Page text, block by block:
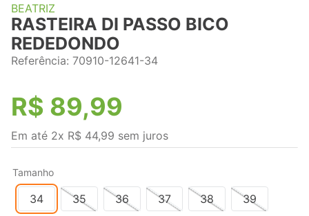
BEATRIZ
RASTEIRA DI PASSO BICO
REDEDONDO
Referência: 70910-12641-34
R$ 89,99
Em até 2x R$ 44,99 sem juros
Tamanho
34 35 36 37 38 39